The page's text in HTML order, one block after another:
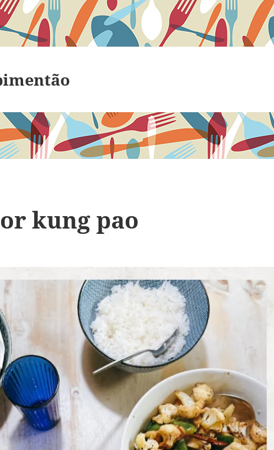
kung pao